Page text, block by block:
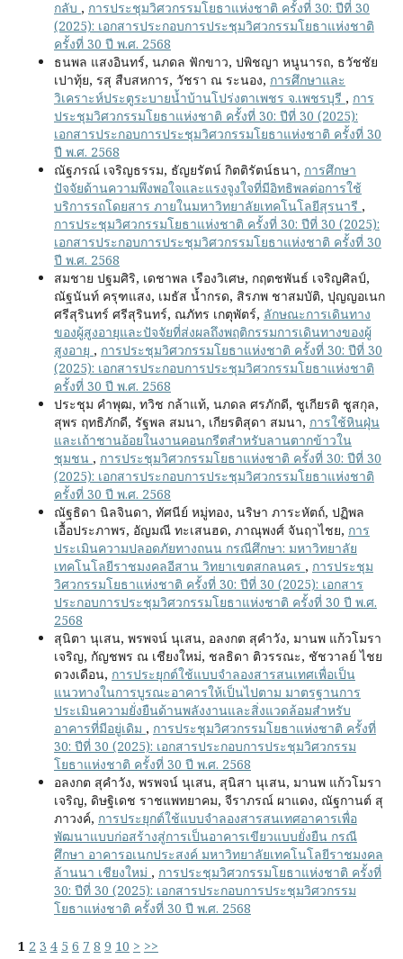
กลับ , การประชุมวิศวกรรมโยธาแห่งชาติ ครั้งที่ 30: ปีที่ 30
(2025): เอกสารประกอบการประชุมวิศวกรรมโยธาแห่งชาติ
ครั้งที่ 30 ปี พ.ศ. 2568
ธนพล แสงอินทร์, นภดล ฟักขาว, ปพิชญา หนูนารถ, ธวัชชัย
เปาทุ้ย, รสุ สืบสหการ, วัชรา ณ ระนอง, การศึกษาและ
วิเคราะห์ประตูระบายน้ำบ้านโปร่งตาเพชร จ.เพชรบุรี , การ
ประชุมวิศวกรรมโยธาแห่งชาติ ครั้งที่ 30: ปีที่ 30 (2025):
เอกสารประกอบการประชุมวิศวกรรมโยธาแห่งชาติ ครั้งที่ 30
ปี พ.ศ. 2568
ณัฐภรณ์ เจริญธรรม, ธัญยรัตน์ กิตติรัตน์ธนา, การศึกษา
ปัจจัยด้านความพึงพอใจและแรงจูงใจที่มีอิทธิพลต่อการใช้
บริการรถโดยสาร ภายในมหาวิทยาลัยเทคโนโลยีสุรนารี ,
การประชุมวิศวกรรมโยธาแห่งชาติ ครั้งที่ 30: ปีที่ 30 (2025):
เอกสารประกอบการประชุมวิศวกรรมโยธาแห่งชาติ ครั้งที่ 30
ปี พ.ศ. 2568
สมชาย ปฐมศิริ, เดชาพล เรืองวิเศษ, กฤตชพันธ์ เจริญศิลป์,
ณัฐนันท์ ครุฑแสง, เมธัส น้ำกรด, สิรภพ ชาสมบัติ, ปุญญอเนก
ศรีสุรินทร์ ศรีสุรินทร์, ณภัทร เกตุพัตร์, ลักษณะการเดินทาง
ของผู้สูงอายุและปัจจัยที่ส่งผลถึงพฤติกรรมการเดินทางของผู้
สูงอายุ , การประชุมวิศวกรรมโยธาแห่งชาติ ครั้งที่ 30: ปีที่ 30
(2025): เอกสารประกอบการประชุมวิศวกรรมโยธาแห่งชาติ
ครั้งที่ 30 ปี พ.ศ. 2568
ประชุม คำพุฒ, ทวิช กล้าแท้, นภดล ศรภักดี, ชูเกียรติ ชูสกุล,
สุพร ฤทธิภักดี, รัฐพล สมนา, เกียรติสุดา สมนา, การใช้หินฝุ่น
และเถ้าชานอ้อยในงานคอนกรีตสำหรับลานตากข้าวใน
ชุมชน , การประชุมวิศวกรรมโยธาแห่งชาติ ครั้งที่ 30: ปีที่ 30
(2025): เอกสารประกอบการประชุมวิศวกรรมโยธาแห่งชาติ
ครั้งที่ 30 ปี พ.ศ. 2568
ณัฐธิดา นิลจินดา, ทัศนีย์ หมู่ทอง, นริษา ภาระหัตถ์, ปฏิพล
เอื้อประภาพร, อัญมณี ทะเสนฮด, ภาณุพงศ์ จันฤาไชย, การ
ประเมินความปลอดภัยทางถนน กรณีศึกษา: มหาวิทยาลัย
เทคโนโลยีราชมงคลอีสาน วิทยาเขตสกลนคร , การประชุม
วิศวกรรมโยธาแห่งชาติ ครั้งที่ 30: ปีที่ 30 (2025): เอกสาร
ประกอบการประชุมวิศวกรรมโยธาแห่งชาติ ครั้งที่ 30 ปี พ.ศ.
2568
สุนิตา นุเสน, พรพจน์ นุเสน, อลงกต สุคำวัง, มานพ แก้วโมรา
เจริญ, กัญชพร ณ เชียงใหม่, ชลธิดา ติวรรณะ, ชัชวาลย์ ไชย
ดวงเดือน, การประยุกต์ใช้แบบจำลองสารสนเทศเพื่อเป็น
แนวทางในการบูรณะอาคารให้เป็นไปตาม มาตรฐานการ
ประเมินความยั่งยืนด้านพลังงานและสิ่งแวดล้อมสำหรับ
อาคารที่มีอยู่เดิม , การประชุมวิศวกรรมโยธาแห่งชาติ ครั้งที่
30: ปีที่ 30 (2025): เอกสารประกอบการประชุมวิศวกรรม
โยธาแห่งชาติ ครั้งที่ 30 ปี พ.ศ. 2568
อลงกต สุคำวัง, พรพจน์ นุเสน, สุนิสา นุเสน, มานพ แก้วโมรา
เจริญ, ดิษฐิเดช ราชแพทยาคม, จีราภรณ์ ผาแดง, ณัฐกานต์ สุ
ภาวงค์, การประยุกต์ใช้แบบจำลองสารสนเทศอาคารเพื่อ
พัฒนาแบบก่อสร้างสู่การเป็นอาคารเขียวแบบยั่งยืน กรณี
ศึกษา อาคารอเนกประสงค์ มหาวิทยาลัยเทคโนโลยีราชมงคล
ล้านนา เชียงใหม่ , การประชุมวิศวกรรมโยธาแห่งชาติ ครั้งที่
30: ปีที่ 30 (2025): เอกสารประกอบการประชุมวิศวกรรม
โยธาแห่งชาติ ครั้งที่ 30 ปี พ.ศ. 2568
1 2 3 4 5 6 7 8 9 10 > >>